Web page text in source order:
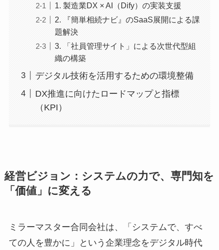
1. 製造業DX × AI（Dify）の実装支援
2. 『簡単相続ナビ』のSaaS展開による課
題解決
3. 「社員管理サイト」による次世代型組
織の構築
デジタル技術を活用するための環境整備
DX推進に向けたロードマップと指標
（KPI）
経営ビジョン：システムの力で、専門知を
「価値」に変える
ミラーマスター合同会社は、「システムで、すべ
ての人を豊かに」という企業理念をデジタル時代